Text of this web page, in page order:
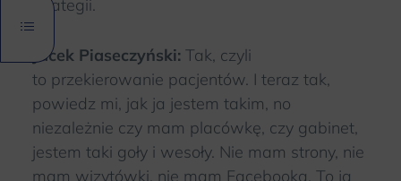
strategii.
Jacek Piaseczyński: Tak, czyli
to przekierowanie pacjentów. I teraz tak,
powiedz mi, jak ja jestem takim, no
niezależnie czy mam placówkę, czy gabinet,
jestem taki goły i wesoły. Nie mam strony, nie
mam wizytówki, nie mam Facebooka. To ja